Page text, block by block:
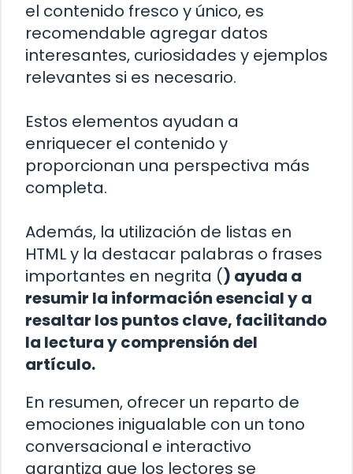
el contenido fresco y único, es
recomendable agregar datos
interesantes, curiosidades y ejemplos
relevantes si es necesario.
Estos elementos ayudan a
enriquecer el contenido y
proporcionan una perspectiva más
completa.
Además, la utilización de listas en
HTML y la destacar palabras o frases
importantes en negrita () ayuda a
resumir la información esencial y a
resaltar los puntos clave, facilitando
la lectura y comprensión del
artículo.
En resumen, ofrecer un reparto de
emociones inigualable con un tono
conversacional e interactivo
garantiza que los lectores se